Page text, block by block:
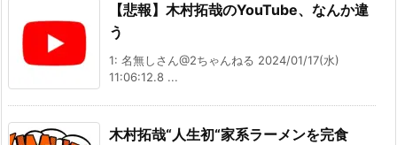
【悲報】木村拓哉のYouTube、なんか違
う
1: 名無しさん@2ちゃんねる 2024/01/17(水)
11:06:12.8 ...
木村拓哉“人生初“家系ラーメンを完食